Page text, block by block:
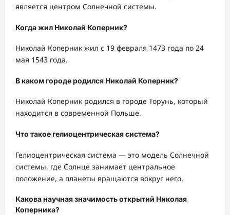
является центром Солнечной системы.
Когда жил Николай Коперник?
Николай Коперник жил с 19 февраля 1473 года по 24
мая 1543 года.
В каком городе родился Николай Коперник?
Николай Коперник родился в городе Торунь, который
находится в современной Польше.
Что такое гелиоцентрическая система?
Гелиоцентрическая система — это модель Солнечной
системы, где Солнце занимает центральное
положение, а планеты вращаются вокруг него.
Какова научная значимость открытий Николая
Коперника?